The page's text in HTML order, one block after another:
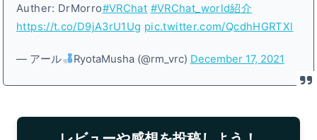
Auther: DrMorro#VRChat #VRChat_world紹介
https://t.co/D9jA3rU1Ug pic.twitter.com/QcdhHGRTXl
— アール RyotaMusha (@rm_vrc) December 17, 2021